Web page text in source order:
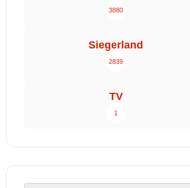
3880
Siegerland
2839
TV
1